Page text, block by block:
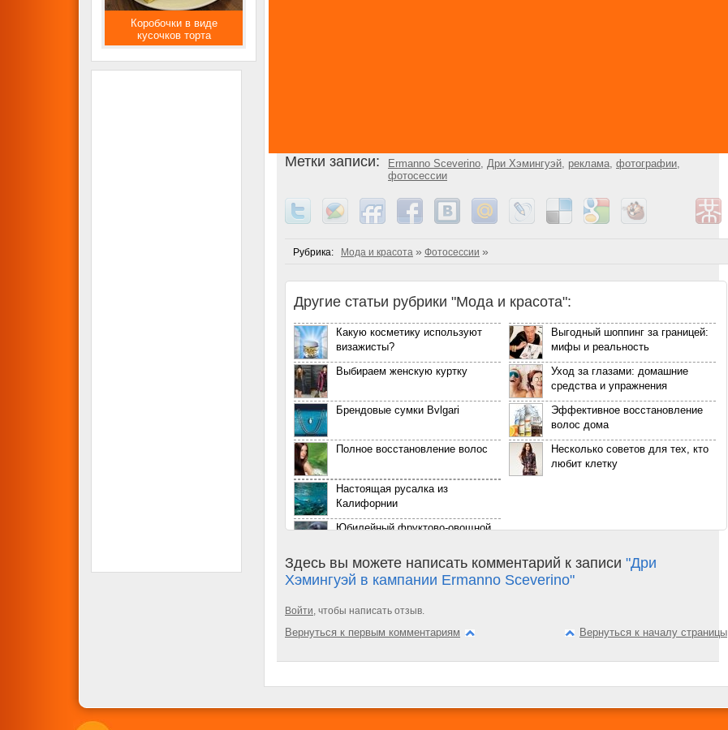
Метки записи: Ermanno Sceverino, Дри Хэмингуэй, реклама, фотографии,
фотосессии
Рубрика: Мода и красота » Фотосессии »
Другие статьи рубрики "Мода и красота":
Какую косметику используют
визажисты?
Выгодный шоппинг за границей:
мифы и реальность
Выбираем женскую куртку
Уход за глазами: домашние
средства и упражнения
Брендовые сумки Bvlgari
Эффективное восстановление
волос дома
Полное восстановление волос
Несколько советов для тех, кто
любит клетку
Настоящая русалка из
Калифорнии
Юбилейный фруктово-овощной
Модель Аня Рубик в образе
весны на обложке Vogue
Love Story: 50 идей фотографий
Cadillac CTS 2017 года
Сексуальная Эшли Скай в
Здесь вы можете написать комментарий к записи "Дри
Хэмингуэй в кампании Ermanno Sceverino"
Войти, чтобы написать отзыв.
Вернуться к первым комментариям Вернуться к началу страницы
Коробочки в виде
кусочков торта